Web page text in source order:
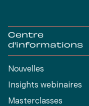
Centre
d'informations
Nouvelles
Insights webinaires
Masterclasses